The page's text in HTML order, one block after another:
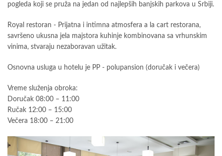
pogleda koji se pruža na jedan od najlepših banjskih parkova u Srbiji.
Royal restoran - Prijatna i intimna atmosfera a la cart restorana,
savršeno ukusna jela majstora kuhinje kombinovana sa vrhunskim
vinima, stvaraju nezaboravan užitak.
Osnovna usluga u hotelu je PP - polupansion (doručak i večera)
Vreme služenja obroka:
Doručak 08:00 – 11:00
Ručak 12:00 – 15:00
Večera 18:00 – 21:00